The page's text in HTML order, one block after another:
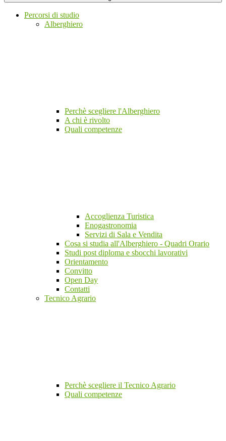
Percorsi di studio
Alberghiero
Perchè scegliere l'Alberghiero
A chi è rivolto
Quali competenze
Accoglienza Turistica
Enogastronomia
Servizi di Sala e Vendita
Cosa si studia all'Alberghiero - Quadri Orario
Studi post diploma e sbocchi lavorativi
Orientamento
Convitto
Open Day
Contatti
Tecnico Agrario
Perchè scegliere il Tecnico Agrario
Quali competenze